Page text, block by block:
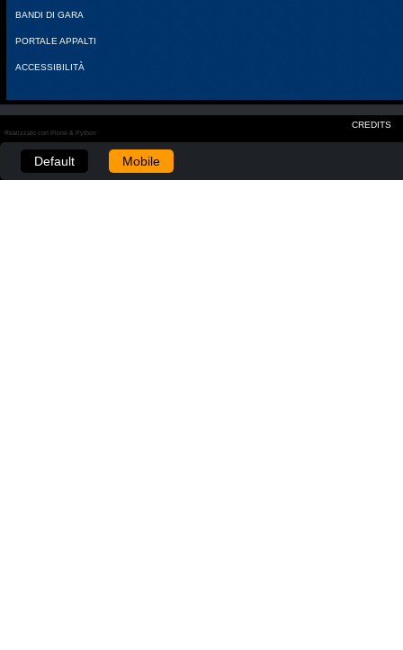
BANDI DI GARA
PORTALE APPALTI
ACCESSIBILITÀ
CREDITS
Realizzato con Plone & Python
Default Mobile